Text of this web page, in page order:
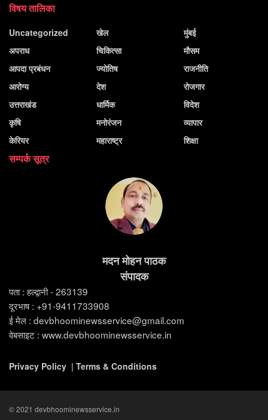
विषय तालिका
Uncategorized
अपराध
आपदा प्रबंधन
आरोग्य
उत्तराखंड
कृषि
केरियर
खेल
चिकित्सा
ज्योतिष
देश
धार्मिक
मनोरंजन
महाराष्ट्र
मुंबई
मौसम
राजनीति
रोजगार
विदेश
व्यापार
शिक्षा
सम्पर्क सूत्र
मदन मोहन पाठक
संपादक
पता : हल्द्वानी - 263139
दूरभाष : +91-9411733908
ई मेल : devbhoominewsservice@gmail.com
वेबसाइट : www.devbhoominewsservice.in
Privacy Policy | Terms & Conditions
© 2021 devbhoominewsservice.in